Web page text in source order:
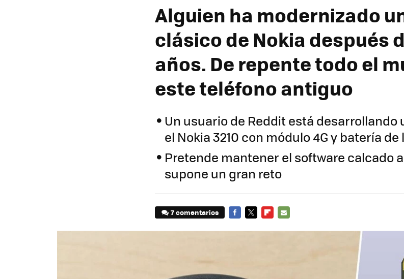
Alguien ha modernizado
clásico de Nokia después
años. De repente todo el
este teléfono antiguo
Un usuario de Reddit está desarrollando
el Nokia 3210 con módulo 4G y batería de
Pretende mantener el software calcado
supone un gran reto
7 comentarios